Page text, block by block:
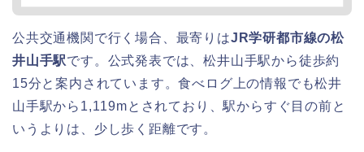
公共交通機関で行く場合、最寄りはJR学研都市線の松
井山手駅です。公式発表では、松井山手駅から徒歩約
15分と案内されています。食べログ上の情報でも松井
山手駅から1,119mとされており、駅からすぐ目の前と
いうよりは、少し歩く距離です。